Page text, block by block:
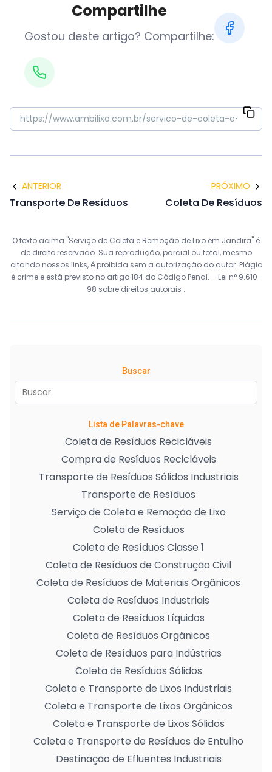
Compartilhe
Gostou deste artigo? Compartilhe:
ANTERIOR
Transporte De Resíduos
PRÓXIMO
Coleta De Resíduos
O texto acima "Serviço de Coleta e Remoção de Lixo em Jandira" é
de direito reservado. Sua reprodução, parcial ou total, mesmo
citando nossos links, é proibida sem a autorização do autor. Plágio
é crime e está previsto no artigo 184 do Código Penal. – Lei n° 9.610-
98 sobre direitos autorais .
Buscar
Lista de Palavras-chave
Coleta de Resíduos Recicláveis
Compra de Resíduos Recicláveis
Transporte de Resíduos Sólidos Industriais
Transporte de Resíduos
Serviço de Coleta e Remoção de Lixo
Coleta de Resíduos
Coleta de Resíduos Classe 1
Coleta de Resíduos de Construção Civil
Coleta de Resíduos de Materiais Orgânicos
Coleta de Resíduos Industriais
Coleta de Resíduos Líquidos
Coleta de Resíduos Orgânicos
Coleta de Resíduos para Indústrias
Coleta de Resíduos Sólidos
Coleta e Transporte de Lixos Industriais
Coleta e Transporte de Lixos Orgânicos
Coleta e Transporte de Lixos Sólidos
Coleta e Transporte de Resíduos de Entulho
Destinação de Efluentes Industriais